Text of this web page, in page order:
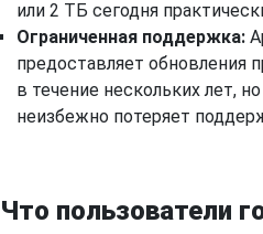
или 2 ТБ сегодня
Ограниченная поддержка:
предоставляет обновления
в течение нескольких лет,
неизбежно потеряет
Что пользователи